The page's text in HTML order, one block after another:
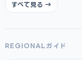
すべて見る →
REGIONALガイド